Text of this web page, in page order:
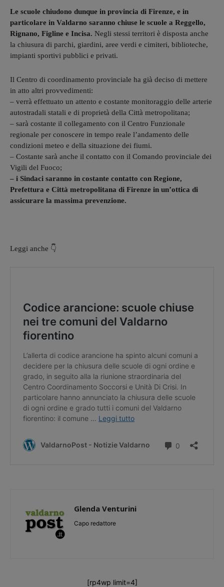
Le scuole chiudono dunque in provincia di Firenze, e in
particolare in Valdarno saranno chiuse le scuole a Reggello,
Rignano, Figline e Incisa. Negli stessi territori è disposta anche
la chiusura di parchi, giardini, aree verdi e cimiteri, biblioteche,
impianti sportivi pubblici e privati.
Il Centro di coordinamento provinciale ha già deciso di mettere
in atto altri provvedimenti:
– verrà effettuato un attento e costante monitoraggio delle arterie
autostradali statali e di proprietà della Città metropolitana;
– sarà costante il collegamento con il Centro Funzionale
regionale per conoscere in tempo reale l’andamento delle
condizioni meteo e della situazione dei fiumi.
– Costante sarà anche il contatto con il Comando provinciale dei
Vigili del Fuoco;
– i Sindaci saranno in costante contatto con Regione,
Prefettura e Città metropolitana di Firenze in un’ottica di
assicurare la massima prevenzione.
Leggi anche 👇
Glenda Venturini
Capo redattore
[rp4wp limit=4]